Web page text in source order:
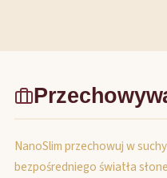
NanoSlim przechowuj w
bezpośredniego światła